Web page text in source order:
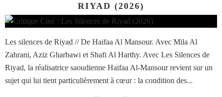
RIYAD (2026)
Les silences de Riyad // De Haifaa Al Mansour. Avec Mila Al
Zahrani, Aziz Gharbawi et Shafi Al Harthy. Avec Les Silences de
Riyad, la réalisatrice saoudienne Haifaa Al-Mansour revient sur un
sujet qui lui tient particulièrement à cœur : la condition des...